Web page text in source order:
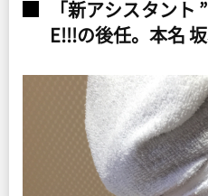
「新アシスタント
E!!!の後任。本名